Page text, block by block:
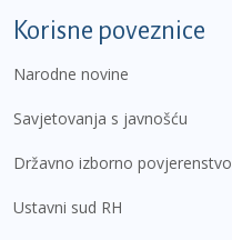
Korisne poveznice
Narodne novine
Savjetovanja s javnošću
Državno izborno povjerenstvo
Ustavni sud RH